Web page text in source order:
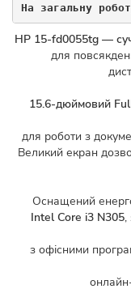
На загальну
HP 15-fd0055tg —
для
15.6-дюймовий
для роботи з
Великий екран
Оснащений
Intel Core i3 N305,
з офісними